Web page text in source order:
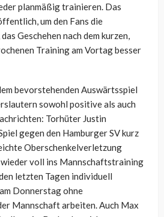
planmäßig trainieren. Das
um den Fans die
Geschehen nach dem kurzen,
Training am Vortag besser
bevorstehenden Auswärtsspiel
sowohl positive als auch
Torhüter Justin
gegen den Hamburger SV kurz
Oberschenkelverletzung
voll ins Mannschaftstraining
letzten Tagen individuell
Donnerstag ohne
Mannschaft arbeiten. Auch Max